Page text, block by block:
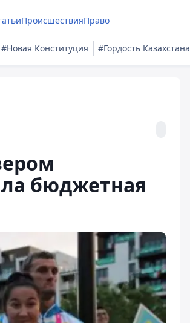
ПроисшествияПраво
#Новая Конституция #Гордость Казахстана
бюджетная